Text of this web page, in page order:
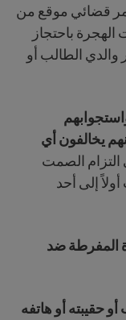
قضائي موقع من
باحتجاز
والدي الطالب أو
يخالفون أي
الصمت
إلى أحد
المفرطة ضد
حقيبته أو هاتفه